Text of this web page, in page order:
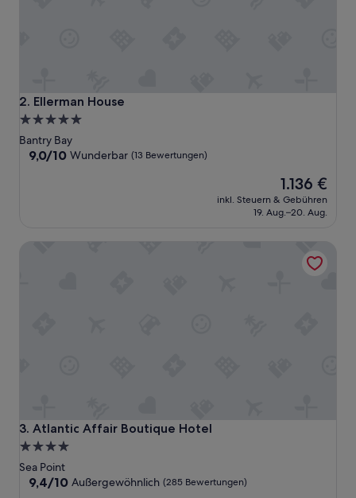
2. Ellerman House
Ellerman House
5.0-
Sterne-
Unterkunft
Bantry Bay
9.0
9,0/10 Wunderbar (13 Bewertungen)
Der
Preis
beträgt
1.136 €
inkl. Steuern & Gebühren
19. Aug.–20. Aug.
3. Atlantic Affair Boutique Hotel
Atlantic Affair Boutique Hotel
4.0-
Sterne-
Unterkunft
Sea Point
9.4
9,4/10 Außergewöhnlich (285 Bewertungen)